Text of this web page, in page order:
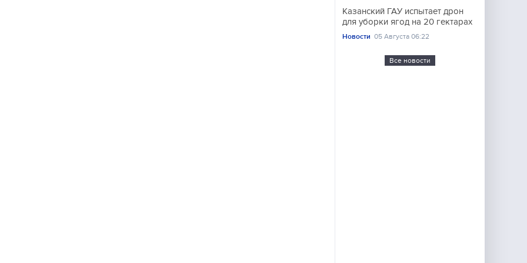
Казанский ГАУ испытает дрон
для уборки ягод на 20 гектарах
Новости 05 Августа 06:22
Все новости